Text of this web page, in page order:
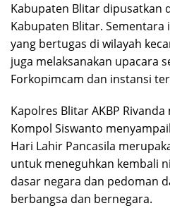
Kabupaten Blitar dipusatkan
Kabupaten Blitar.
yang bertugas di wilayah
juga melaksanakan upacara
Forkopimcam dan instansi
Kapolres Blitar AKBP
Kompol Siswanto
Hari Lahir Pancasila
untuk meneguhkan kembali
dasar negara dan pedoman
berbangsa dan bernegara.